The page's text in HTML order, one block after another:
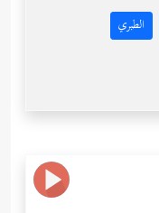
الطبري